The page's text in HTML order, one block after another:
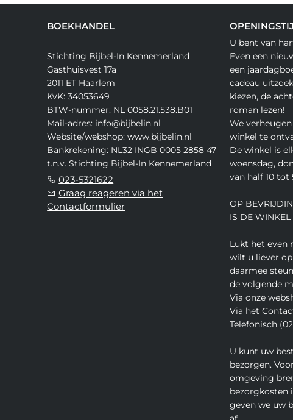
BOEKHANDEL
Stichting Bijbel-In Kennemerland
Gasthuisvest 17a
2011 ET Haarlem
KvK: 34053649
BTW-nummer: NL 0058.21.538.B01
Mail-adres: info@bijbelin.nl
Website/webshop: www.bijbelin.nl
Bankrekening: NL32 INGB 0005 2858 47
t.n.v. Stichting Bijbel-In Kennemerland
023-5321622
Graag reageren via het
Contactformulier
U bent van
Even een
een
cadeau
kiezen, de
roman lezen!
We
winkel te
De winkel is
woensdag,
van half 10 tot
OP
IS DE WINKEL
Lukt het even
wilt u liever
daarmee
de volgende
Via onze
Via het
Telefonisch
U kunt uw
bezorgen.
omgeving
bezorgkosten
geven we uw